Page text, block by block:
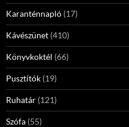
Karanténnapló (17)
Kávészünet (410)
Könyvkoktél (66)
Pusztítók (19)
Ruhatár (121)
Szófa (55)